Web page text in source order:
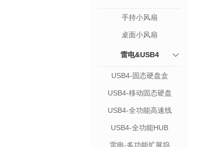
手持小风扇
桌面小风扇
雷电&USB4
USB4-固态硬盘盒
USB4-移动固态硬盘
USB4-全功能高速线
USB4-全功能HUB
雷电-多功能扩展坞